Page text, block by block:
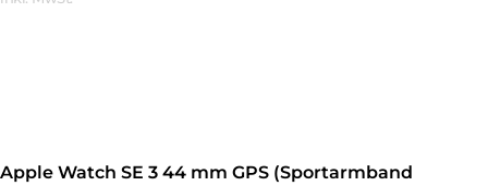
Apple Watch SE 3 44 mm GPS (Sportarmband